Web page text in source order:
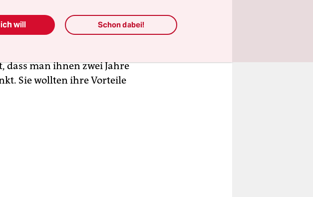
nicht gegen eine innere
ihr Gymnasium beschützt.
dass man ihnen zwei Jahre
Sie wollten ihre Vorteile
will Schon dabei!